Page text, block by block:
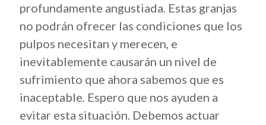
profundamente angustiada. Estas granjas
no podrán ofrecer las condiciones que los
pulpos necesitan y merecen, e
inevitablemente causarán un nivel de
sufrimiento que ahora sabemos que es
inaceptable. Espero que nos ayuden a
evitar esta situación. Debemos actuar